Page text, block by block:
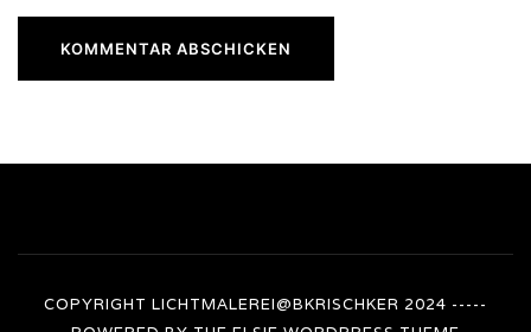
COPYRIGHT LICHTMALEREI@BKRISCHKER 2024 -----